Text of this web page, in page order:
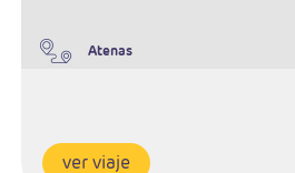
Atenas
ver viaje